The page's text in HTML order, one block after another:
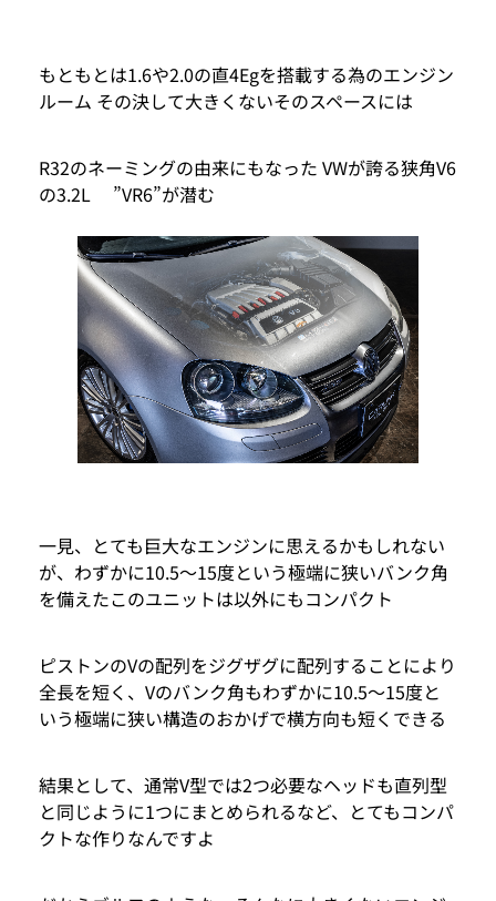
もともとは1.6や2.0の直4Egを搭載する為のエンジン
ルーム その決して大きくないそのスペースには
R32のネーミングの由来にもなった VWが誇る狭角V6
の3.2L ”VR6”が潜む
一見、とても巨大なエンジンに思えるかもしれない
が、わずかに10.5～15度という極端に狭いバンク角
を備えたこのユニットは以外にもコンパクト
ピストンのVの配列をジグザグに配列することにより
全長を短く、Vのバンク角もわずかに10.5～15度と
いう極端に狭い構造のおかげで横方向も短くできる
結果として、通常V型では2つ必要なヘッドも直列型
と同じように1つにまとめられるなど、とてもコンパ
クトな作りなんですよ